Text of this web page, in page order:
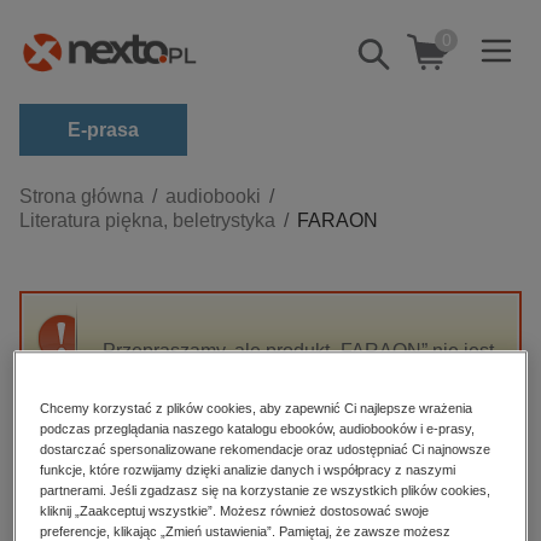
Pokaż/schowaj
wyszukiwarkę
0
E-prasa
Kategorie
Zobacz wszystkie E-prasa
budownictwo, aranżacja wnętrz
darmowe wydania
edukacja
hobby, sport, rozrywka
komputery, internet, technologie, informatyka
Strona główna
audiobooki
Literatura piękna, beletrystyka
FARAON
Przepraszamy, ale produkt „FARAON” nie jest
High-contrast mode
Polecane
Chcemy korzystać z plików cookies, aby zapewnić Ci najlepsze wrażenia
podczas przeglądania naszego katalogu ebooków, audiobooków i e-prasy,
dostarczać spersonalizowane rekomendacje oraz udostępniać Ci najnowsze
funkcje, które rozwijamy dzięki analizie danych i współpracy z naszymi
partnerami. Jeśli zgadzasz się na korzystanie ze wszystkich plików cookies,
kliknij „Zaakceptuj wszystkie”. Możesz również dostosować swoje
preferencje, klikając „Zmień ustawienia”. Pamiętaj, że zawsze możesz